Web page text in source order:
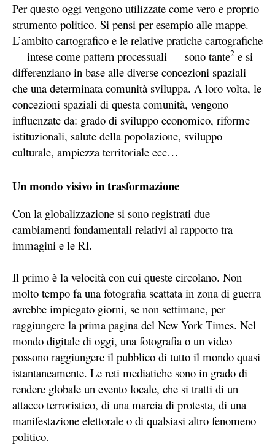
Per questo oggi vengono utilizzate come vero e proprio
strumento politico. Si pensi per esempio alle mappe.
L’ambito cartografico e le relative pratiche cartografiche
— intese come pattern processuali — sono tante2 e si
differenziano in base alle diverse concezioni spaziali
che una determinata comunità sviluppa. A loro volta, le
concezioni spaziali di questa comunità, vengono
influenzate da: grado di sviluppo economico, riforme
istituzionali, salute della popolazione, sviluppo
culturale, ampiezza territoriale ecc…
Un mondo visivo in trasformazione
Con la globalizzazione si sono registrati due
cambiamenti fondamentali relativi al rapporto tra
immagini e le RI.
Il primo è la velocità con cui queste circolano. Non
molto tempo fa una fotografia scattata in zona di guerra
avrebbe impiegato giorni, se non settimane, per
raggiungere la prima pagina del New York Times. Nel
mondo digitale di oggi, una fotografia o un video
possono raggiungere il pubblico di tutto il mondo quasi
istantaneamente. Le reti mediatiche sono in grado di
rendere globale un evento locale, che si tratti di un
attacco terroristico, di una marcia di protesta, di una
manifestazione elettorale o di qualsiasi altro fenomeno
politico.